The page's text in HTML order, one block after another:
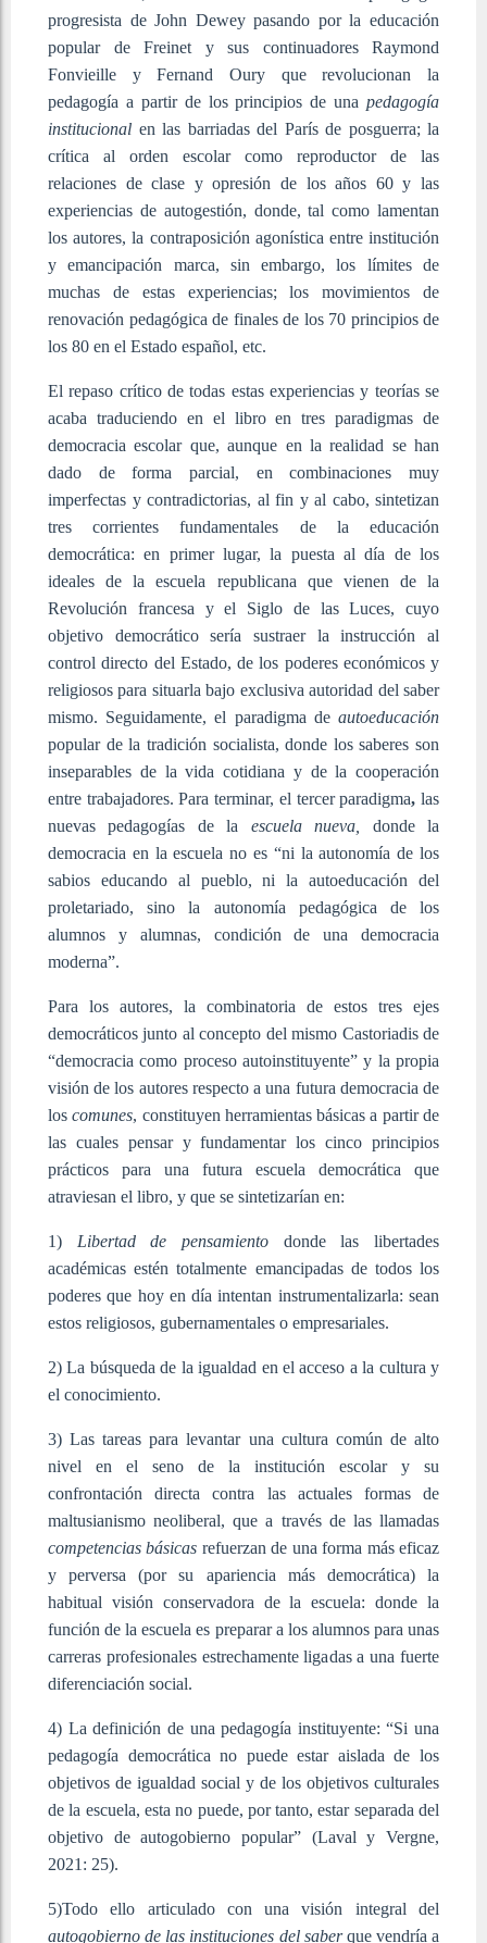
progresista de John Dewey pasando por la educación
popular de Freinet y sus continuadores Raymond
Fonvieille y Fernand Oury que revolucionan la
pedagogía a partir de los principios de una pedagogía
institucional en las barriadas del París de posguerra; la
crítica al orden escolar como reproductor de las
relaciones de clase y opresión de los años 60 y las
experiencias de autogestión, donde, tal como lamentan
los autores, la contraposición agonística entre institución
y emancipación marca, sin embargo, los límites de
muchas de estas experiencias; los movimientos de
renovación pedagógica de finales de los 70 principios de
los 80 en el Estado español, etc.
El repaso crítico de todas estas experiencias y teorías se
acaba traduciendo en el libro en tres paradigmas de
democracia escolar que, aunque en la realidad se han
dado de forma parcial, en combinaciones muy
imperfectas y contradictorias, al fin y al cabo, sintetizan
tres corrientes fundamentales de la educación
democrática: en primer lugar, la puesta al día de los
ideales de la escuela republicana que vienen de la
Revolución francesa y el Siglo de las Luces, cuyo
objetivo democrático sería sustraer la instrucción al
control directo del Estado, de los poderes económicos y
religiosos para situarla bajo exclusiva autoridad del saber
mismo. Seguidamente, el paradigma de autoeducación
popular de la tradición socialista, donde los saberes son
inseparables de la vida cotidiana y de la cooperación
entre trabajadores. Para terminar, el tercer paradigma, las
nuevas pedagogías de la escuela nueva,
donde la
democracia en la escuela no es “ni la autonomía de los
sabios educando al pueblo, ni la autoeducación del
proletariado, sino la autonomía pedagógica de los
alumnos y alumnas, condición de una democracia
moderna”.
Para los autores, la combinatoria de estos tres ejes
democráticos junto al concepto del mismo Castoriadis de
“democracia como proceso autoinstituyente” y la propia
visión de los autores respecto a una futura democracia de
loscomunes, constituyen herramientas básicas a partir de
las cuales pensar y fundamentar los cinco principios
prácticos para una futura escuela democrática que
atraviesan el libro, y que se sintetizarían en:
1) Libertad de pensamiento donde las libertades
académicas estén totalmente emancipadas de todos los
poderes que hoy en día intentan instrumentalizarla: sean
estos religiosos, gubernamentales o empresariales.
2) La búsqueda de la igualdad en el acceso a la cultura y
el conocimiento.
3) Las tareas para levantar una cultura común de alto
nivel en el seno de la institución escolar y su
confrontación directa contra las actuales formas de
maltusianismo neoliberal, que a través de las llamadas
competencias básicas refuerzan de una forma más eficaz
y perversa (por su apariencia más democrática) la
habitual visión conservadora de la escuela: donde la
función de la escuela es preparar a los alumnos para unas
carreras profesionales estrechamente ligadas a una fuerte
diferenciación social.
4) La definición de una pedagogía instituyente: “Si una
pedagogía democrática no puede estar aislada de los
objetivos de igualdad social y de los objetivos culturales
de la escuela, esta no puede, por tanto, estar separada del
objetivo de autogobierno popular” (Laval y Vergne,
2021: 25).
5)Todo ello articulado con una visión integral del
autogobierno de las instituciones del saberque vendría a